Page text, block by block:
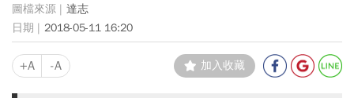
達志
2018-05-11 16:20
+A -A 加入收藏